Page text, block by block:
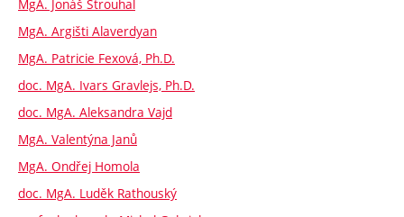
MgA. Jonáš Strouhal
MgA. Argišti Alaverdyan
MgA. Patricie Fexová, Ph.D.
doc. MgA. Ivars Gravlejs, Ph.D.
doc. MgA. Aleksandra Vajd
MgA. Valentýna Janů
MgA. Ondřej Homola
doc. MgA. Luděk Rathouský